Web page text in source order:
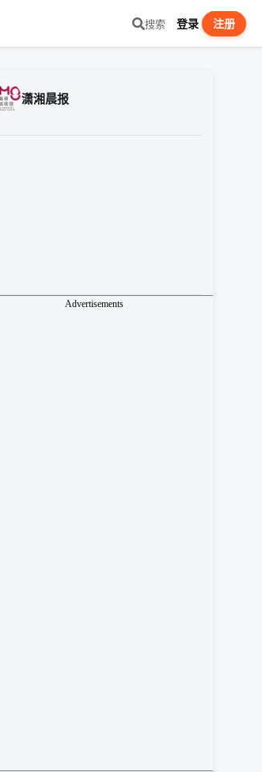
搜索 登录 注册
潇湘晨报
Advertisements